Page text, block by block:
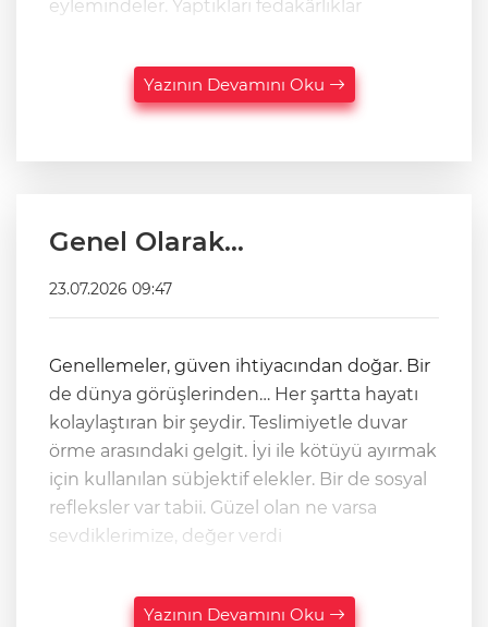
eylemindeler. Yaptıkları fedakârlıklar
Yazının Devamını Oku
Genel Olarak…
23.07.2026 09:47
Genellemeler, güven ihtiyacından doğar. Bir
de dünya görüşlerinden… Her şartta hayatı
kolaylaştıran bir şeydir. Teslimiyetle duvar
örme arasındaki gelgit. İyi ile kötüyü ayırmak
için kullanılan sübjektif elekler. Bir de sosyal
refleksler var tabii. Güzel olan ne varsa
sevdiklerimize, değer verdi
Yazının Devamını Oku